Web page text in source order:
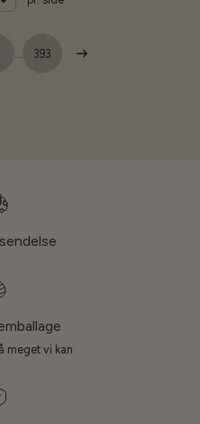
393
meget vi kan